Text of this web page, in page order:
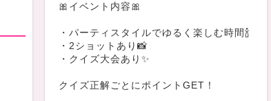
🎀イベント内容🎀
・パーティスタイルでゆるく楽しむ時間🍾
・2ショットあり📸
・クイズ大会あり✨
クイズ正解ごとにポイントGET！